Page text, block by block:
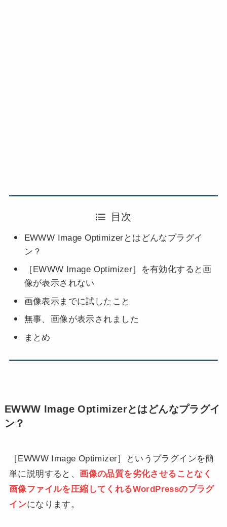
目次
EWWW Image Optimizerとはどんなプラグイ
ン？
［EWWW Image Optimizer］を有効化すると画
像が表示されない
画像表示までに試したこと
無事、画像が表示されました
まとめ
EWWW Image Optimizerとはどんなプラグイ
ン？
［EWWW Image Optimizer］というプラグインを簡
単に説明すると、 画像の品質を劣化させることなく
画像ファイルを圧縮してくれるWordPressのプラグ
インになります。